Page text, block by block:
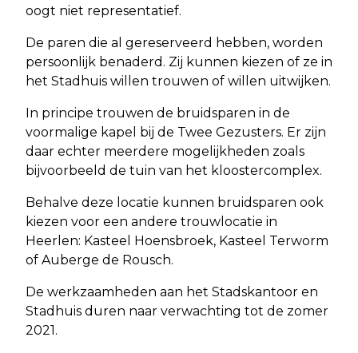
oogt niet representatief.
De paren die al gereserveerd hebben, worden
persoonlijk benaderd. Zij kunnen kiezen of ze in
het Stadhuis willen trouwen of willen uitwijken.
In principe trouwen de bruidsparen in de
voormalige kapel bij de Twee Gezusters. Er zijn
daar echter meerdere mogelijkheden zoals
bijvoorbeeld de tuin van het kloostercomplex.
Behalve deze locatie kunnen bruidsparen ook
kiezen voor een andere trouwlocatie in
Heerlen: Kasteel Hoensbroek, Kasteel Terworm
of Auberge de Rousch.
De werkzaamheden aan het Stadskantoor en
Stadhuis duren naar verwachting tot de zomer
2021.